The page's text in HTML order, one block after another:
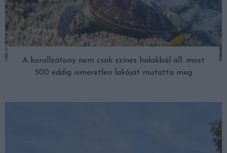
A korallzátony nem csak színes halakból áll: most
500 eddig ismeretlen lakóját mutatta meg